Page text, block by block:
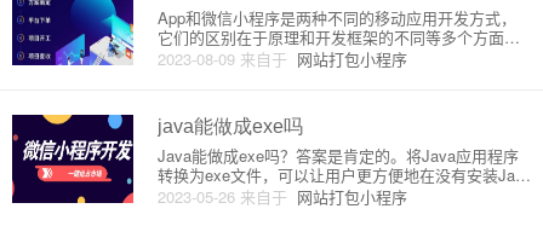
2023-08-09 来自于 网站打包小程序
App和微信小程序是两种不同的移动应用开发方式，
它们的区别在于原理和开发框架的不同等多个方面。
1. 原理App是指安装在手机或平板电脑上的应用程
序，具有独立性，需要下载和安装。App可以访问设
知等。它们运行在操
java能做成exe吗
2023-05-26 来自于 网站打包小程序
Java能做成exe吗？答案是肯定的。将Java应用程序
转换为exe文件，可以让用户更方便地在没有安装Jav
a环境的计算机上运行该程序。有几种方法可以将Java
程序转换为exe文件，本文将为您介绍三种常用方式。